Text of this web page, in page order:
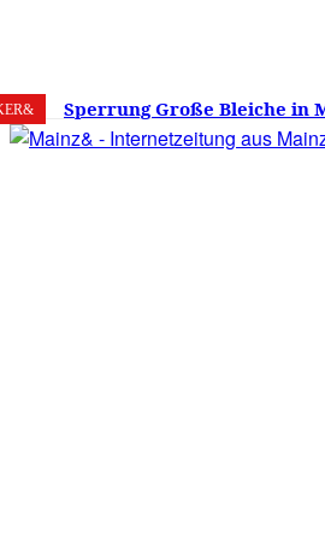
8. August 2026 22.9 Mainz
Sperrung Große Bleiche in
verwirrt, Mainzer